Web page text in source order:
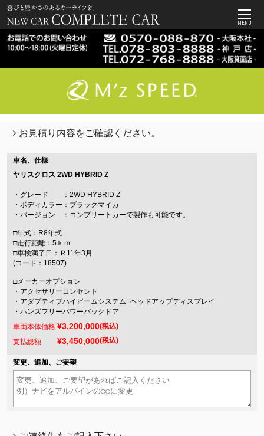
MENU
お見積り内容をご確認ください。
車名、仕様
ヤリスクロス 2WD HYBRID Z
・グレード ：2WD HYBRID Z
・ボディカラー：ブラックマイカ
・バージョン ：コンプリートカーで製作も可能です。
□年式：R8年式
□走行距離：5ｋｍ
□車検満了日：Ｒ11年3月
(コード：18507)
□メーカーオプション
・アクセサリーコンセント
・アダプティブハイビームシステム+ヘッドアップディスプレイ
・ハンズフリーパワーバックドア
車両本体価格 ¥3,200,000(税込)
支払総額 ¥3,450,000(税込)
変更、追加、ご要望